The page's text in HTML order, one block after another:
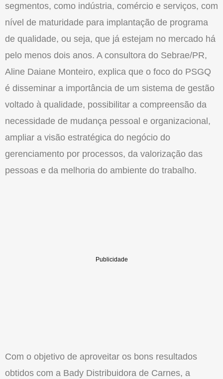
segmentos, como indústria, comércio e serviços, com
nível de maturidade para implantação de programa
de qualidade, ou seja, que já estejam no mercado há
pelo menos dois anos. A consultora do Sebrae/PR,
Aline Daiane Monteiro, explica que o foco do PSGQ
é disseminar a importância de um sistema de gestão
voltado à qualidade, possibilitar a compreensão da
necessidade de mudança pessoal e organizacional,
ampliar a visão estratégica do negócio do
gerenciamento por processos, da valorização das
pessoas e da melhoria do ambiente do trabalho.
Com o objetivo de aproveitar os bons resultados
obtidos com a Bady Distribuidora de Carnes, a